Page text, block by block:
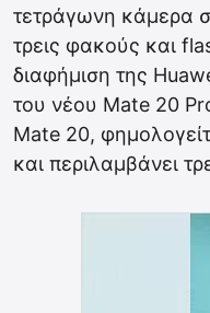
τετράγωνη κάμερα
τρεις φακούς και
διαφήμιση της
του νέου Mate 20
Mate 20,
και περιλαμβάνει